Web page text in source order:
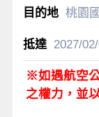
桃園
2027/
※如遇航空
之權力，並